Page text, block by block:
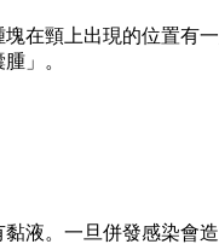
在頸上出現的位置有
」。
液。一旦併發感染會